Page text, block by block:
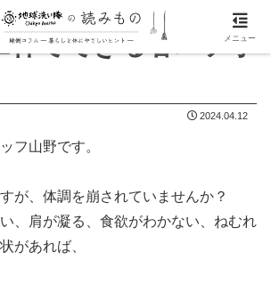
杯でできる春バテ予
2024.04.12
フ山野です。
が、体調を崩されていませんか？
、肩が凝る、食欲がわかない、ねむれ
があれば、
メニュー